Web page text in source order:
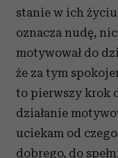
stanie w ich
oznacza nudę,
motywował do
że za tym
to pierwszy krok
działanie
uciekam od
dobrego, do